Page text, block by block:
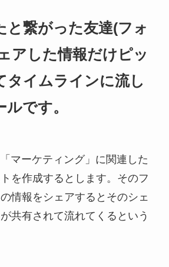
と繋がった友達(フォ
アした情報だけピッ
タイムラインに流し
です。
マーケティング」に関連した
を作成するとします。そのフ
情報をシェアするとそのシェ
共有されて流れてくるという